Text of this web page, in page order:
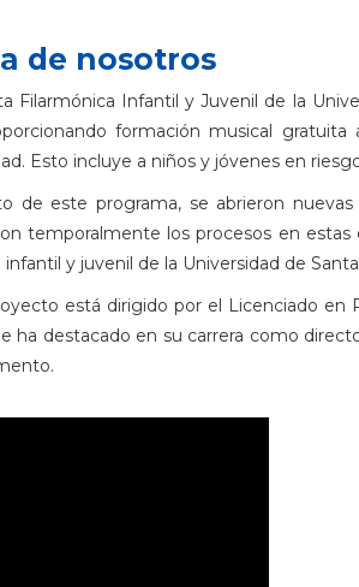
de nosotros
Filarmónica Infantil y Juvenil de la
formación musical
Esto incluye a niños y jóvenes en
de este programa, se abrieron
temporalmente los procesos en
y juvenil de la Universidad de
está dirigido por el Licenciado en
ha destacado en su carrera como